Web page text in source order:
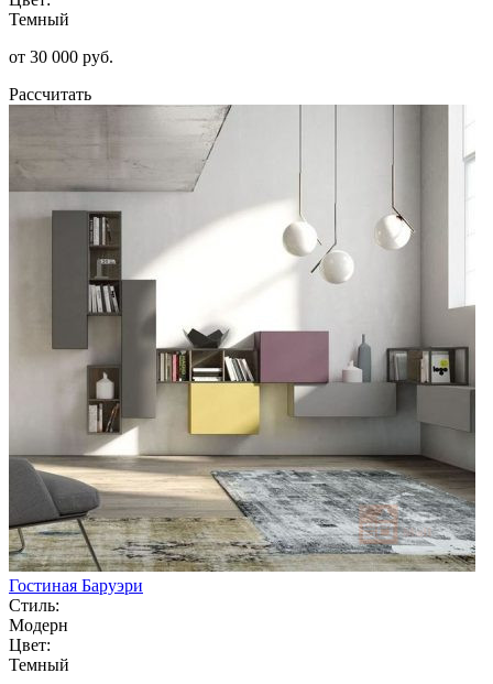
Темный
от 30 000 руб.
Рассчитать
Гостиная Баруэри
Стиль:
Модерн
Цвет:
Темный